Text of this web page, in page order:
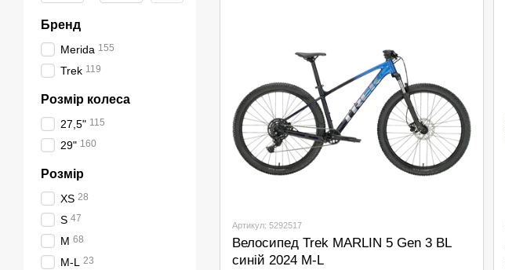
Артикул: 5292517
Велосипед Trek MARLIN 5 Gen 3 BL
синій 2024 M-L
Бренд
Merida 155
Trek 119
Розмір колеса
27,5" 115
29" 160
Розмір
XS 28
S 47
M 68
M-L 23